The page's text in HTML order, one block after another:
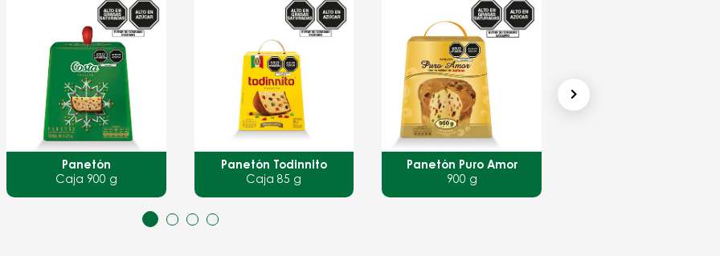
Panetón Todinnito
Caja 85 g
Panetón Puro Amor
900 g
Panetón Todinno
Lata 1 Kg